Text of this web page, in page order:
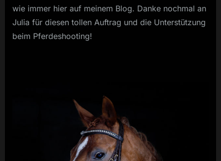
wie immer hier auf meinem Blog. Danke nochmal an
Julia für diesen tollen Auftrag und die Unterstützung
beim Pferdeshooting!